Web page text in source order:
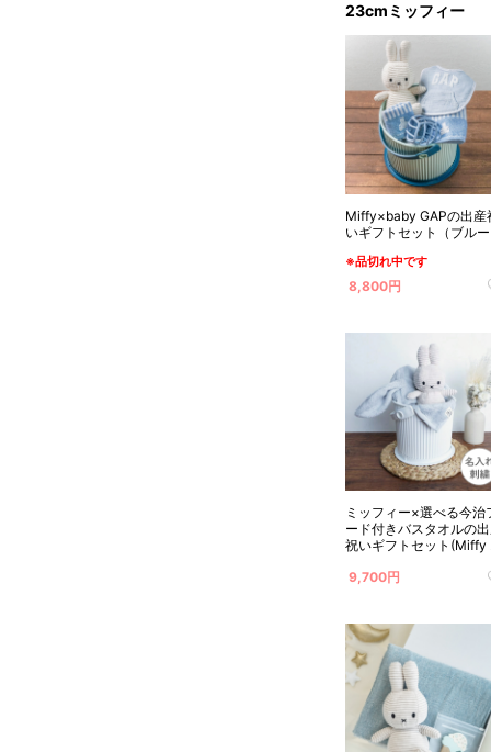
23cmミッフィー
Miffy×baby GAPの出産
いギフトセット（ブル
※品切れ中です
8,800円
ミッフィー×選べる今治
ード付きバスタオルの
祝いギフトセット(Miffy
9,700円